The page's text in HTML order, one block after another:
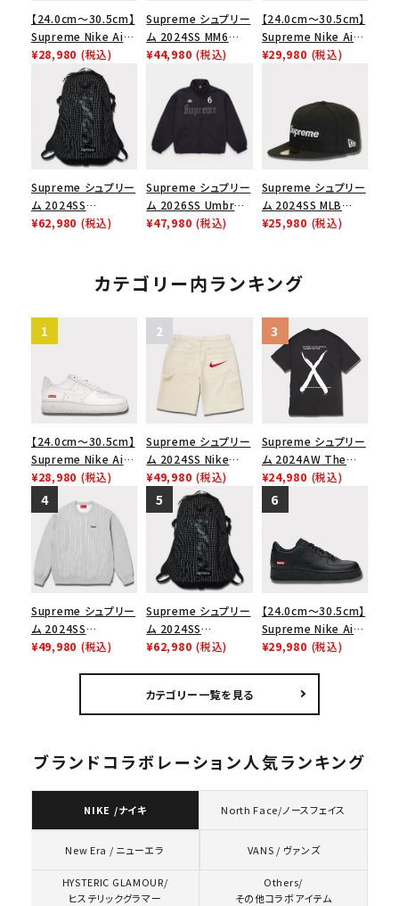
【24.0cm～30.5cm】
Supreme Nike Air
Force 1 Low シュプ
リーム ナイキエアフォ
ース１スニーカー シ
ューズ ホワイト
¥28,980 (税込)
Supreme シュプリー
ム 2024SS MM6
Maison Margiela
メゾンマルジェラボッ
クスロゴTシャツ ホ
ワイト 白
¥44,980 (税込)
【24.0cm～30.5cm】
Supreme Nike Air
Force 1 Low シュプ
ューズ ブラック
¥29,980 (税込)
Supreme シュプリー
ム 2024SS
Backpack バックパッ
¥62,980 (税込)
Supreme シュプリー
ム 2026SS Umbro
Rhinestone Track
ジャケット ブラック
¥47,980 (税込)
Supreme シュプリー
ム 2024SS MLB
Teams Box Logo
ニューエラキャップ 帽
子 ブラック 黒
¥25,980 (税込)
カテゴリー内ランキング
【24.0cm～30.5cm】
Supreme Nike Air
Force 1 Low シュプ
リーム ナイキエアフォ
ース１スニーカー シ
ューズ ホワイト
¥28,980 (税込)
Supreme シュプリー
ム 2024SS Nike
Denim Short ナイキ
デニムショーツ ナチュ
ラル
¥49,980 (税込)
Supreme シュプリー
ム 2024AW The
North Face S/S
Top Tee ノースフェ
イスショートスリーブ
ク 黒
¥24,980 (税込)
Supreme シュプリー
ム 2024SS
Pinstripe
¥49,980 (税込)
Supreme シュプリー
ム 2024SS
Backpack バックパッ
¥62,980 (税込)
【24.0cm～30.5cm】
Supreme Nike Air
Force 1 Low シュプ
ューズ ブラック
¥29,980 (税込)
カテゴリー一覧を見る
ブランドコラボレーション人気ランキング
NIKE /ナイキ North Face/ノースフェイス
New Era / ニューエラ VANS / ヴァンズ
HYSTERIC GLAMOUR/
ヒステリックグラマー
Others/
その他コラボアイテム